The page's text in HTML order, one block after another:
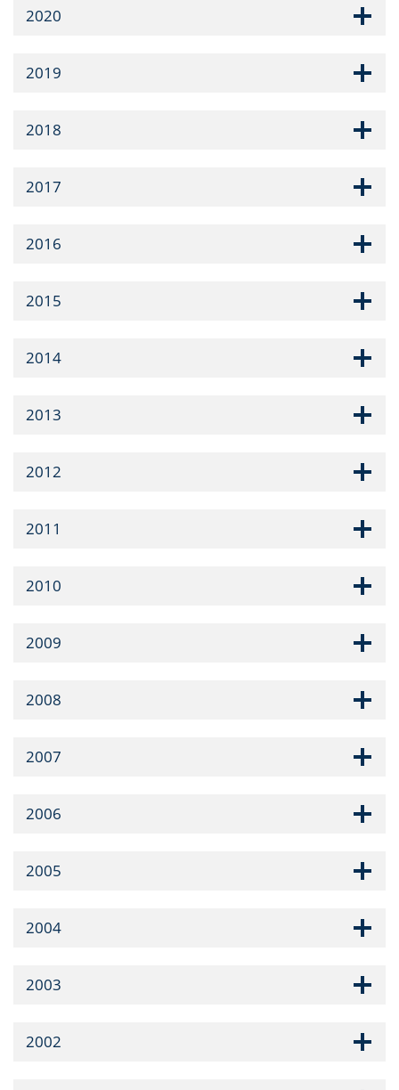
2020
2019
2018
2017
2016
2015
2014
2013
2012
2011
2010
2009
2008
2007
2006
2005
2004
2003
2002